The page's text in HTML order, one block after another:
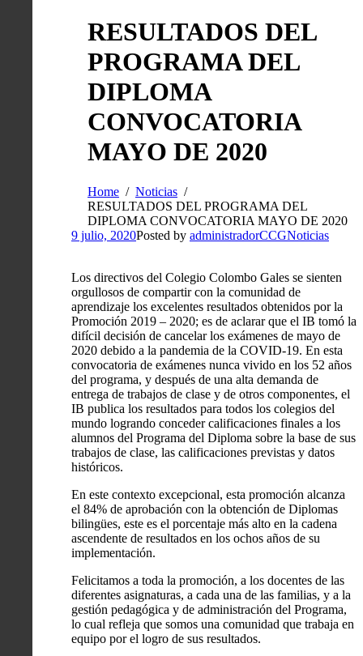
RESULTADOS DEL
PROGRAMA DEL
DIPLOMA
CONVOCATORIA
MAYO DE 2020
Home
Noticias
RESULTADOS DEL PROGRAMA DEL
DIPLOMA CONVOCATORIA MAYO DE 2020
9 julio, 2020Posted by administradorCCGNoticias
Los directivos del Colegio Colombo Gales se sienten
orgullosos de compartir con la comunidad de
aprendizaje los excelentes resultados obtenidos por la
Promoción 2019 – 2020; es de aclarar que el IB tomó la
difícil decisión de cancelar los exámenes de mayo de
2020 debido a la pandemia de la COVID-19. En esta
convocatoria de exámenes nunca vivido en los 52 años
del programa, y después de una alta demanda de
entrega de trabajos de clase y de otros componentes, el
IB publica los resultados para todos los colegios del
mundo logrando conceder calificaciones finales a los
alumnos del Programa del Diploma sobre la base de sus
trabajos de clase, las calificaciones previstas y datos
históricos.
En este contexto excepcional, esta promoción alcanza
el 84% de aprobación con la obtención de Diplomas
bilingües, este es el porcentaje más alto en la cadena
ascendente de resultados en los ochos años de su
implementación.
Felicitamos a toda la promoción, a los docentes de las
diferentes asignaturas, a cada una de las familias, y a la
gestión pedagógica y de administración del Programa,
lo cual refleja que somos una comunidad que trabaja en
equipo por el logro de sus resultados.